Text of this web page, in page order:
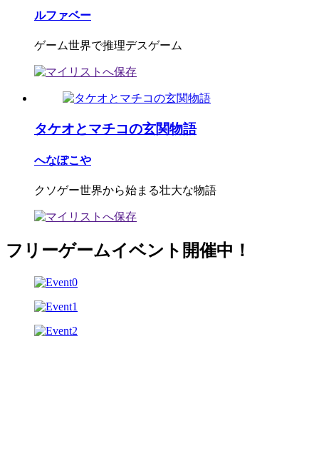
ルファベー
ゲーム世界で推理デスゲーム
タケオとマチコの玄関物語
へなぽこや
クソゲー世界から始まる壮大な物語
フリーゲームイベント開催中！